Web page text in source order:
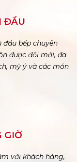
ĐẦU
bếp chuyên
được đổi mới, đa
mỳ ý và các món
GIỜ
với khách hàng,